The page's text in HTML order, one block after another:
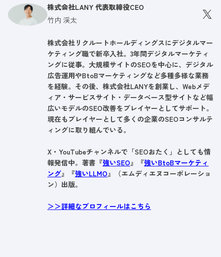
株式会社LANY 代表取締役CEO
竹内 渓太
株式会社リクルートホールディングスにデジタルマー
ケティング職で新卒入社。3年間デジタルマーケティ
ングに従事。大規模サイトのSEOを中心に、デジタル
広告運用やBtoBマーケティングなど多種多様な業務
を経験。その後、株式会社LANYを創業し、Webメデ
ィア・サービスサイト・データベース型サイトなど幅
広いモデルのSEO改善をプレイヤーとしてサポート。
現在もプレイヤーとして多くの企業のSEOコンサルテ
ィングに取り組んでいる。
X・YouTubeチャンネルで「SEOおたく」としても情
報発信中。著書『強いSEO』『強いBtoBマーケティ
ング』『強いLLMO』（エムディエヌコーポレーショ
ン）出版。
＞＞詳細なプロフィールはこちら